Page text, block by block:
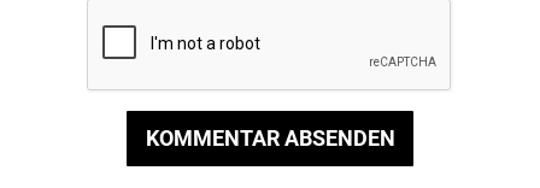
KOMMENTAR ABSENDEN